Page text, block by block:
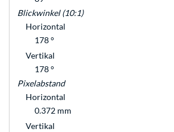
Blickwinkel (10:1)
Horizontal
178 °
Vertikal
178 °
Pixelabstand
Horizontal
0.372 mm
Vertikal